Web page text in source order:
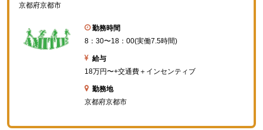
京都府京都市
勤務時間
8：30〜18：00(実働7.5時間)
給与
18万円〜+交通費＋インセンティブ
勤務地
京都府京都市